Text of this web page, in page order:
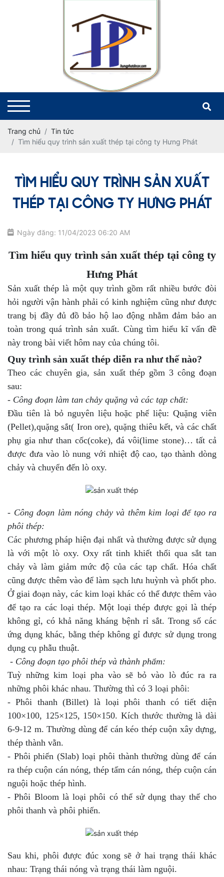
Trang chủ
Tin tức
Tìm hiểu quy trình sản xuất thép tại công ty Hưng Phát
TÌM HIỂU QUY TRÌNH SẢN XUẤT
THÉP TẠI CÔNG TY HƯNG PHÁT
Ngày đăng: 11/04/2023 06:20 AM
Tìm hiểu quy trình sản xuất thép tại công ty
Hưng Phát
Sản xuất thép là một quy trình gồm rất nhiều bước đòi
hỏi người vận hành phải có kinh nghiệm cũng như được
trang bị đầy đủ đồ bảo hộ lao động nhằm đảm bảo an
toàn trong quá trình sản xuất. Cùng tìm hiểu kĩ vấn đề
này trong bài viết hôm nay của chúng tôi.
Quy trình sản xuất thép diễn ra như thế nào?
Theo các chuyên gia, sản xuất thép gồm 3 công đoạn
sau:
- Công đoạn làm tan chảy quặng và các tạp chất:
Đầu tiên là bỏ nguyên liệu hoặc phế liệu: Quặng viên
(Pellet),quặng sắt( Iron ore), quặng thiêu kết, và các chất
phụ gia như than cốc(coke), đá vôi(lime stone)… tất cả
được đưa vào lò nung với nhiệt độ cao, tạo thành dòng
chảy và chuyển đến lò oxy.
- Công đoạn làm nóng chảy và thêm kim loại để tạo ra
phôi thép:
Các phương pháp hiện đại nhất và thường được sử dụng
là với một lò oxy. Oxy rất tinh khiết thổi qua sắt tan
chảy và làm giảm mức độ của các tạp chất. Hóa chất
cũng được thêm vào để làm sạch lưu huỳnh và phốt pho.
Ở giai đoạn này, các kim loại khác có thể được thêm vào
để tạo ra các loại thép. Một loại thép được gọi là thép
không gỉ, có khả năng kháng bệnh rỉ sắt. Trong số các
ứng dụng khác, bằng thép không gỉ được sử dụng trong
dụng cụ phẫu thuật.
- Công đoạn tạo phôi thép và thành phẩm:
Tuỳ những kim loại pha vào sẽ bỏ vào lò đúc ra ra
những phôi khác nhau. Thường thì có 3 loại phôi:
- Phôi thanh (Billet) là loại phôi thanh có tiết diện
100×100, 125×125, 150×150. Kích thước thường là dài
6-9-12 m. Thường dùng để cán kéo thép cuộn xây dựng,
thép thành vằn.
- Phôi phiến (Slab) loại phôi thành thường dùng để cán
ra thép cuộn cán nóng, thép tấm cán nóng, thép cuộn cán
nguội hoặc thép hình.
- Phôi Bloom là loại phôi có thể sử dụng thay thế cho
phôi thanh và phôi phiến.
Sau khi, phôi được đúc xong sẽ ở hai trạng thái khác
nhau: Trạng thái nóng và trạng thái làm nguội.